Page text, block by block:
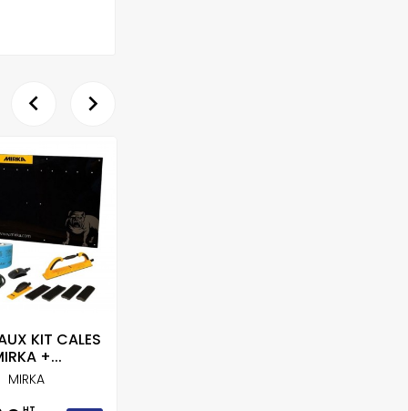

KIT CALES
+...
MIRKA
